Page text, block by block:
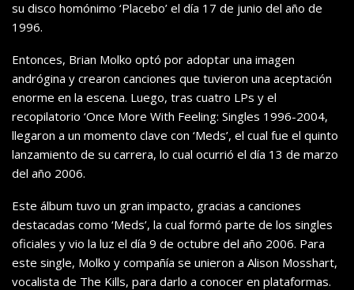
su disco homónimo ‘Placebo’ el día 17 de junio del año de
1996.
Entonces, Brian Molko optó por adoptar una imagen
andrógina y crearon canciones que tuvieron una aceptación
enorme en la escena. Luego, tras cuatro LPs y el
recopilatorio ‘Once More With Feeling: Singles 1996-2004,
llegaron a un momento clave con ‘Meds’, el cual fue el quinto
lanzamiento de su carrera, lo cual ocurrió el día 13 de marzo
del año 2006.
Este álbum tuvo un gran impacto, gracias a canciones
destacadas como ‘Meds’, la cual formó parte de los singles
oficiales y vio la luz el día 9 de octubre del año 2006. Para
este single, Molko y compañía se unieron a Alison Mosshart,
vocalista de The Kills, para darlo a conocer en plataformas.